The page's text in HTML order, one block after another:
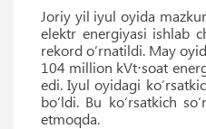
Joriy yil iyul oyida
elektr energiyasi ishlab
rekord o‘rnatildi. May
104 million kVt⋅soat
edi. Iyul oyidagi
bo‘ldi. Bu ko‘rsatkich
etmoqda.